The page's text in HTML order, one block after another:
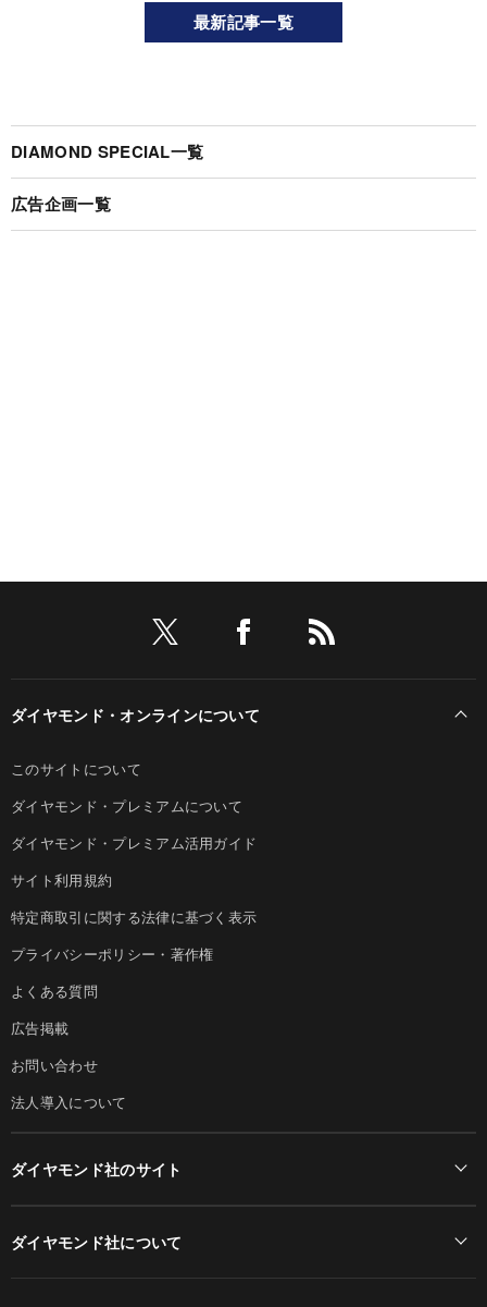
最新記事一覧
DIAMOND SPECIAL一覧
広告企画一覧
ダイヤモンド・オンラインについて
このサイトについて
ダイヤモンド・プレミアムについて
ダイヤモンド・プレミアム活用ガイド
サイト利用規約
特定商取引に関する法律に基づく表示
プライバシーポリシー・著作権
よくある質問
広告掲載
お問い合わせ
法人導入について
ダイヤモンド社のサイト
ダイヤモンド社について